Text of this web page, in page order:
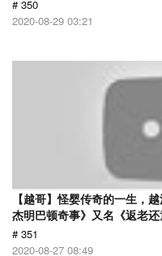
# 350
2020-08-29 03:21
【越哥】怪婴传奇的一生，
杰明巴顿奇事》又名《返老还
# 351
2020-08-27 08:49